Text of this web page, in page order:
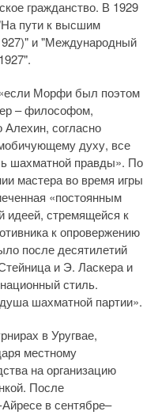
гражданство. В 1929
пути к высшим
и "Международный
Морфи был поэтом
– философом,
Алехин, согласно
духу, все
шахматной правды». По
мастера во время игры
«постоянным
идеей, стремящейся к
к опровержению
после десятилетий
и Э. Ласкера и
стиль.
шахматной партии».
в Уругвае,
местному
на организацию
После
в сентябре–